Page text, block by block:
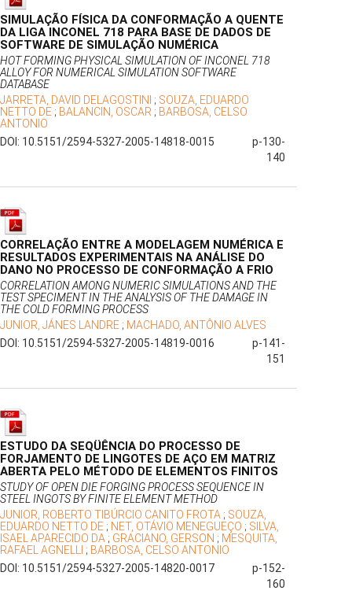
SIMULAÇÃO FÍSICA DA CONFORMAÇÃO A QUENTE
DA LIGA INCONEL 718 PARA BASE DE DADOS DE
SOFTWARE DE SIMULAÇÃO NUMÉRICA
HOT FORMING PHYSICAL SIMULATION OF INCONEL 718
ALLOY FOR NUMERICAL SIMULATION SOFTWARE
DATABASE
JARRETA, DAVID DELAGOSTINI ; SOUZA, EDUARDO
NETTO DE ; BALANCIN, OSCAR ; BARBOSA, CELSO
ANTONIO
DOI: 10.5151/2594-5327-2005-14818-0015
p-130-
140
CORRELAÇÃO ENTRE A MODELAGEM NUMÉRICA E
RESULTADOS EXPERIMENTAIS NA ANÁLISE DO
DANO NO PROCESSO DE CONFORMAÇÃO A FRIO
CORRELATION AMONG NUMERIC SIMULATIONS AND THE
TEST SPECIMENT IN THE ANALYSIS OF THE DAMAGE IN
THE COLD FORMING PROCESS
JUNIOR, JÁNES LANDRE ; MACHADO, ANTÔNIO ALVES
DOI: 10.5151/2594-5327-2005-14819-0016
p-141-
151
ESTUDO DA SEQÜÊNCIA DO PROCESSO DE
FORJAMENTO DE LINGOTES DE AÇO EM MATRIZ
ABERTA PELO MÉTODO DE ELEMENTOS FINITOS
STUDY OF OPEN DIE FORGING PROCESS SEQUENCE IN
STEEL INGOTS BY FINITE ELEMENT METHOD
JUNIOR, ROBERTO TIBÚRCIO CANITO FROTA ; SOUZA,
EDUARDO NETTO DE ; NET, OTÁVIO MENEGUEÇO ; SILVA,
ISAEL APARECIDO DA ; GRACIANO, GERSON ; MESQUITA,
RAFAEL AGNELLI ; BARBOSA, CELSO ANTONIO
DOI: 10.5151/2594-5327-2005-14820-0017
p-152-
160